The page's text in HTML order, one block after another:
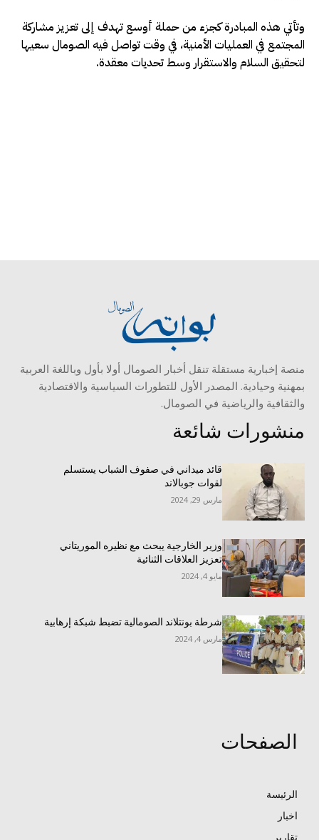
وتأتي هذه المبادرة كجزء من حملة أوسع تهدف إلى تعزيز مشاركة
المجتمع في العمليات الأمنية، في وقت تواصل فيه الصومال سعيها
لتحقيق السلام والاستقرار وسط تحديات معقدة.
منصة إخبارية مستقلة تنقل أخبار الصومال أولا بأول وباللغة العربية
بمهنية وحيادية. المصدر الأول للتطورات السياسية والاقتصادية
والثقافية والرياضية في الصومال.
منشورات شائعة
قائد ميداني في صفوف الشباب يستسلم
لقوات جوبالاند
مارس 29, 2024
وزير الخارجية يبحث مع نظيره الموريتاني
تعزيز العلاقات الثنائية
مايو 4, 2024
شرطة بونتلاند الصومالية تضبط شبكة إرهابية
مارس 4, 2024
الصفحات
الرئيسة
اخبار
تقارير